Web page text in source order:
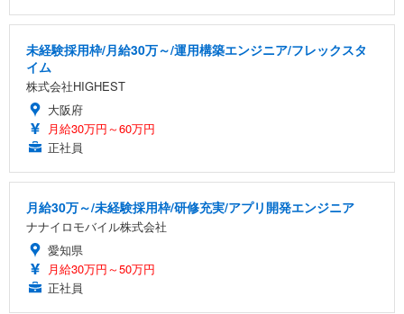
未経験採用枠/月給30万～/運用構築エンジニア/フレックスタ
イム
株式会社HIGHEST
大阪府
月給30万円～60万円
正社員
月給30万～/未経験採用枠/研修充実/アプリ開発エンジニア
ナナイロモバイル株式会社
愛知県
月給30万円～50万円
正社員